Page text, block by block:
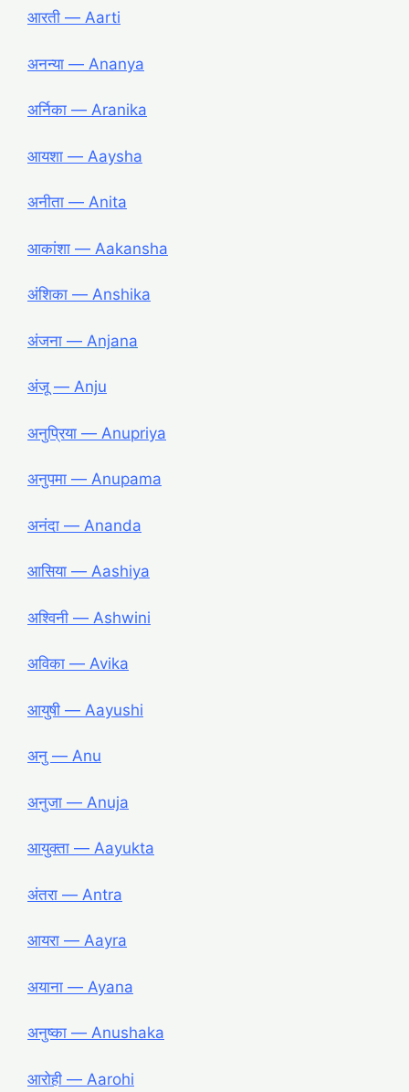
आरती ― Aarti
अनन्या ― Ananya
अर्निका ― Aranika
आयशा ― Aaysha
अनीता ― Anita
आकांशा ― Aakansha
अंशिका ― Anshika
अंजना ― Anjana
अंजू ― Anju
अनुप्रिया ― Anupriya
अनुपमा ― Anupama
अनंदा ― Ananda
आसिया ― Aashiya
अश्विनी ― Ashwini
अविका ― Avika
आयुषी ― Aayushi
अनु ― Anu
अनुजा ― Anuja
आयुक्ता ― Aayukta
अंतरा ― Antra
आयरा ― Aayra
अयाना ― Ayana
अनुष्का ― Anushaka
आरोही ― Aarohi